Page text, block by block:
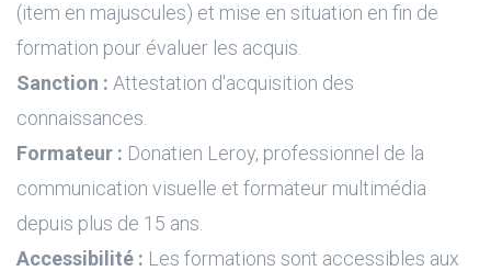
(item en majuscules) et mise en situation en fin de
formation pour évaluer les acquis.
Sanction : Attestation d'acquisition des
connaissances.
Formateur : Donatien Leroy, professionnel de la
communication visuelle et formateur multimédia
depuis plus de 15 ans.
Accessibilité : Les formations sont accessibles aux